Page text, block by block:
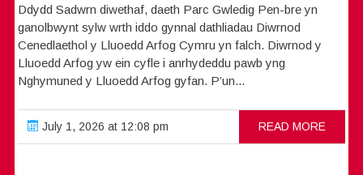
Ddydd Sadwrn diwethaf, daeth Parc Gwledig Pen-bre yn
ganolbwynt sylw wrth iddo gynnal dathliadau Diwrnod
Cenedlaethol y Lluoedd Arfog Cymru yn falch. Diwrnod y
Lluoedd Arfog yw ein cyfle i anrhydeddu pawb yng
Nghymuned y Lluoedd Arfog gyfan. P’un...
July 1, 2026 at 12:08 pm READ MORE